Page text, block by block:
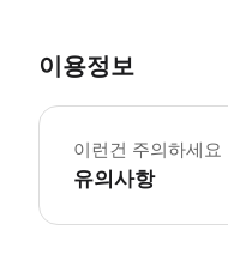
이용정보
이런건 주의하세요
유의사항